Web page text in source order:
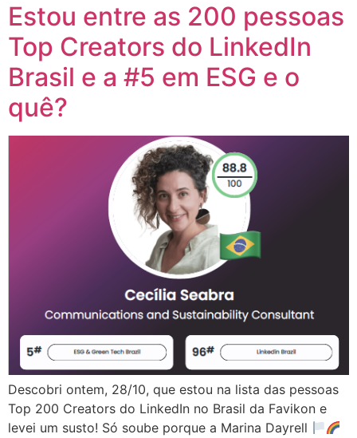
Estou entre as 200 pessoas
Top Creators do LinkedIn
Brasil e a #5 em ESG e o
quê?
Descobri ontem, 28/10, que estou na lista das pessoas
Top 200 Creators do LinkedIn no Brasil da Favikon e
levei um susto! Só soube porque a Marina Dayrell